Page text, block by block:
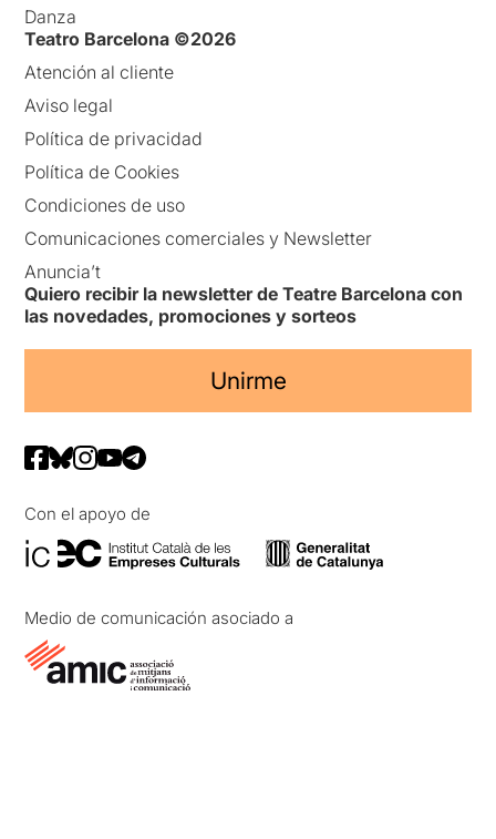
Danza
Teatro Barcelona ©2026
Atención al cliente
Aviso legal
Política de privacidad
Política de Cookies
Condiciones de uso
Comunicaciones comerciales y Newsletter
Anuncia’t
Quiero recibir la newsletter de Teatre Barcelona con
las novedades, promociones y sorteos
Unirme
Con el apoyo de
Medio de comunicación asociado a